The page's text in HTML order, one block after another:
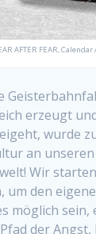
AFTER FEAR,
erzeugt
wurde
an
Wir
den
möglich
der